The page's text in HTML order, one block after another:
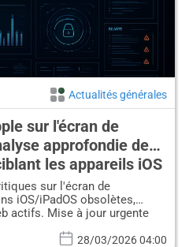
Actualités générales
sur l'écran de
approfondie des
les appareils iOS
sur l'écran de
iOS/iPadOS obsolètes,
actifs. Mise à jour urgente
28/03/2026 04:00